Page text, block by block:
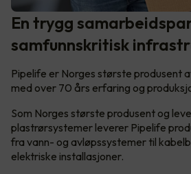
En trygg
samfunnskritisk
Pipelife er Norges største produsent
med over 70 års erfaring og
Som Norges største produsent og
plastrørsystemer leverer Pipelife
fra vann- og avløpssystemer til
elektriske installasjoner.